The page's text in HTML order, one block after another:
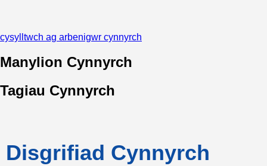
cysylltwch ag arbenigwr cynnyrch
Manylion Cynnyrch
Tagiau Cynnyrch
Disgrifiad Cynnyrch